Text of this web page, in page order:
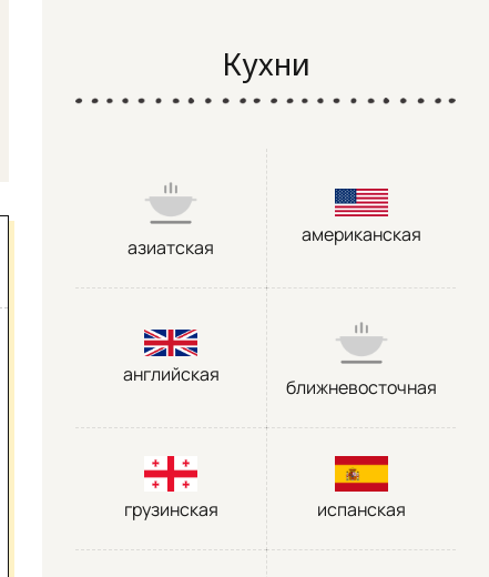
Кухни
азиатская
американская
английская
ближневосточная
грузинская испанская